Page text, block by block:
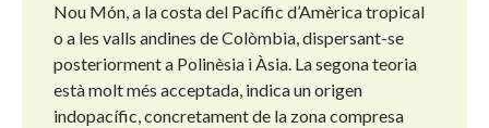
Nou Món, a la costa del Pacífic d’Amèrica tropical
o a les valls andines de Colòmbia, dispersant-se
posteriorment a Polinèsia i Àsia. La segona teoria
està molt més acceptada, indica un origen
indopacífic, concretament de la zona compresa